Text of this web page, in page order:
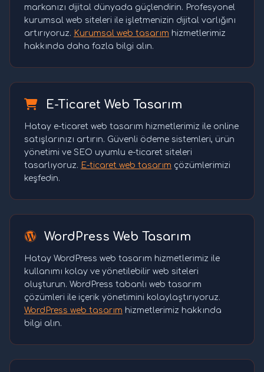
markanızı dijital dünyada güçlendirin. Profesyonel
kurumsal web siteleri ile işletmenizin dijital varlığını
artırıyoruz. Kurumsal web tasarım hizmetlerimiz
hakkında daha fazla bilgi alın.
E-Ticaret Web Tasarım
Hatay e-ticaret web tasarım hizmetlerimiz ile online
satışlarınızı artırın. Güvenli ödeme sistemleri, ürün
yönetimi ve SEO uyumlu e-ticaret siteleri
tasarlıyoruz. E-ticaret web tasarım çözümlerimizi
keşfedin.
WordPress Web Tasarım
Hatay WordPress web tasarım hizmetlerimiz ile
kullanımı kolay ve yönetilebilir web siteleri
oluşturun. WordPress tabanlı web tasarım
çözümleri ile içerik yönetimini kolaylaştırıyoruz.
WordPress web tasarım hizmetlerimiz hakkında
bilgi alın.